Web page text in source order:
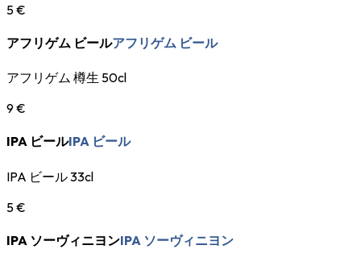
5 €
アフリゲム ビールアフリゲム ビール
アフリゲム 樽生 50cl
9 €
IPA ビールIPA ビール
IPA ビール 33cl
5 €
IPA ソーヴィニヨンIPA ソーヴィニヨン